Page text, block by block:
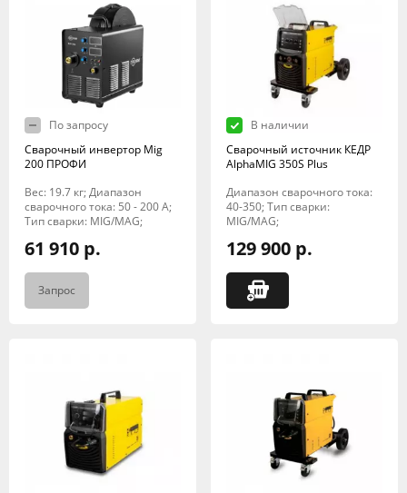
По запросу
Сварочный инвертор Mig
200 ПРОФИ
Вес: 19.7 кг; Диапазон
сварочного тока: 50 - 200 А;
Тип сварки: MIG/MAG;
61 910 р.
Запрос
В наличии
Сварочный источник КЕДР
AlphaMIG 350S Plus
Диапазон сварочного тока:
40-350; Тип сварки:
MIG/MAG;
129 900 р.